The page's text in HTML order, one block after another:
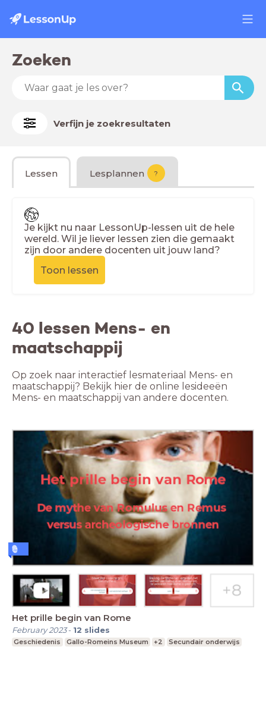
Zoeken
Verfijn je zoekresultaten
Lessen Lesplannen ?
Je kijkt nu naar LessonUp-lessen uit de hele
wereld. Wil je liever lessen zien die gemaakt
zijn door andere docenten uit jouw land?
Toon lessen
40 lessen Mens- en
maatschappij
Op zoek naar interactief lesmateriaal Mens- en
maatschappij? Bekijk hier de online lesideeën
Mens- en maatschappij van andere docenten.
Het prille begin van Rome
February 2023- 12 slides
Geschiedenis Gallo-Romeins Museum +2 Secundair onderwijs